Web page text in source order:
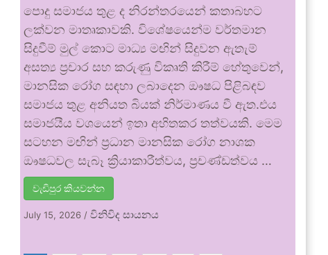
පොදු සමාජය තුළ ද නිරන්තරයෙන් කතාබහට
ලක්වන මාතෘකාවකි. විශේෂයෙන්ම වර්තමාන
සිදුවීම් මුල් කොට මාධ්‍ය මඟින් සිදුවන ඇතැම්
අසත්‍ය ප්‍රචාර සහ කරුණු විකෘති කිරීම් හේතුවෙන්,
මානසික රෝග සඳහා ලබාදෙන ඖෂධ පිළිබඳව
සමාජය තුළ අනියත බියක් නිර්මාණය වී ඇත.එය
සමාජයීය වශයෙන් ඉතා අහිතකර තත්වයකි. මෙම
සටහන මඟින් ප්‍රධාන මානසික රෝග නාශක
ඖෂධවල සැබෑ ක්‍රියාකාරීත්වය, ප්‍රචණ්ඩත්වය …
වැඩිපුර කියවන්න
July 15, 2026 /විනිවිද සායනය